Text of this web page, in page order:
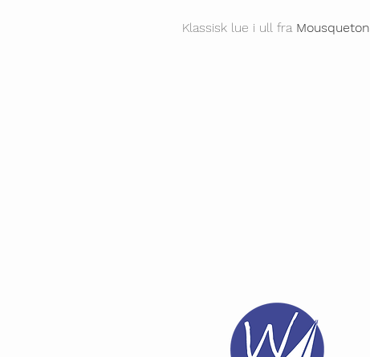
Klassisk lue i ull fra Mousqueton